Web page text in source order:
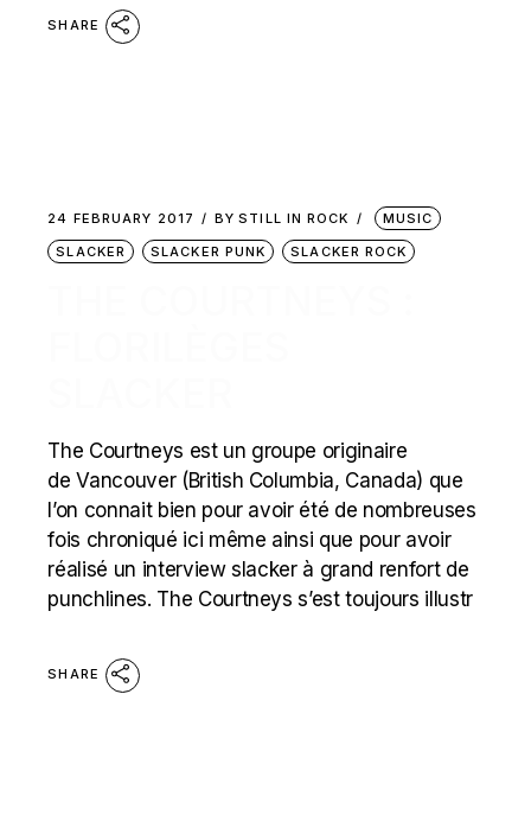
SHARE
24 FEBRUARY 2017 BY STILL IN ROCK
MUSIC
SLACKER
SLACKER PUNK SLACKER ROCK
The Courtneys est un groupe originaire
de Vancouver (British Columbia, Canada) que
l’on connait bien pour avoir été de nombreuses
fois chroniqué ici même ainsi que pour avoir
réalisé un interview slacker à grand renfort de
punchlines. The Courtneys s’est toujours illustr
SHARE